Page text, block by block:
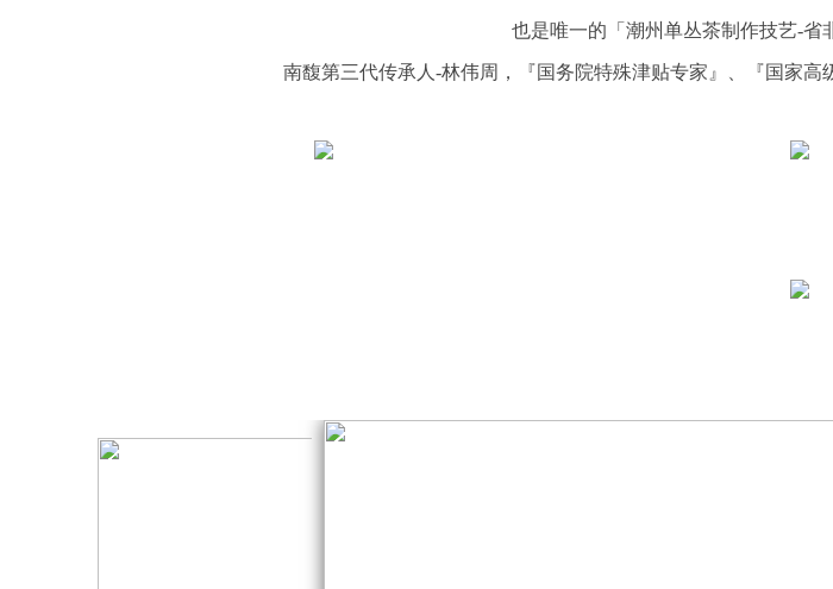
也是唯一的「潮州单丛茶制作技艺-省
南馥第三代传承人-林伟周，『国务院特殊津贴专家』、『国家高